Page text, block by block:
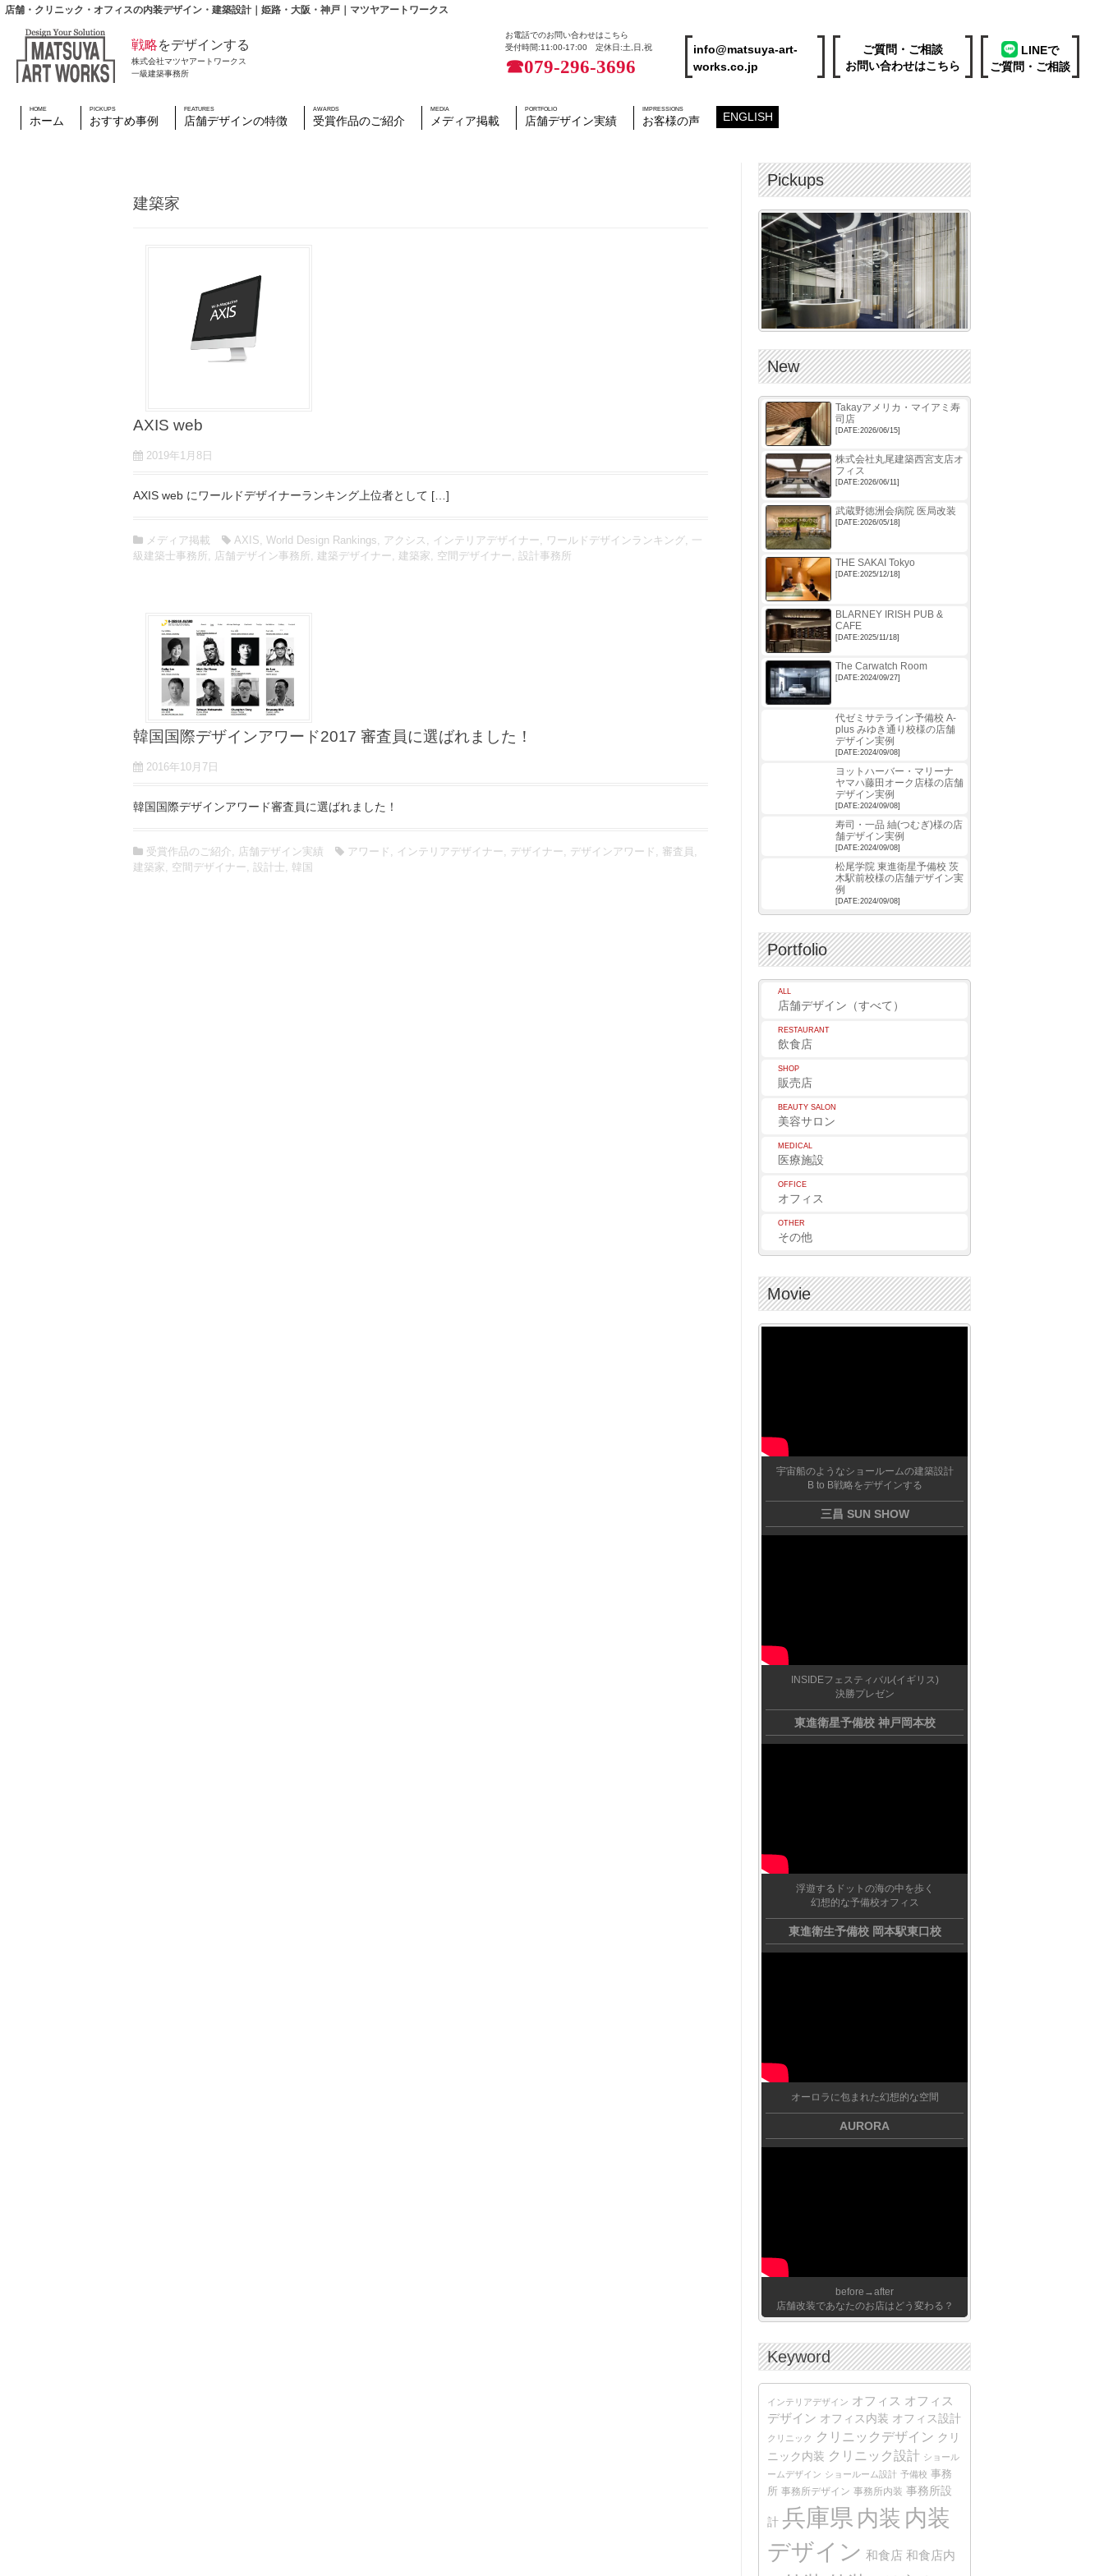
店舗・クリニック・オフィスの内装デザイン・建築設計｜姫路・大阪・神戸｜マツヤアートワークス
戦略をデザインする
株式会社マツヤアートワークス
一級建築事務所
info@matsuya-art-
works.co.jp
ご質問・ご相談
お問い合わせはこちら
LINEで
ご質問・ご相談
お電話でのお問い合わせはこちら
受付時間:11:00-17:00 定休日:土,日,祝
☎079-296-3696
HOME
ホーム
PICKUPS
おすすめ事例
FEATURES
店舗デザインの特徴
AWARDS
受賞作品のご紹介
MEDIA
メディア掲載
PORTFOLIO
店舗デザイン実績
IMPRESSIONS
お客様の声 ENGLISH
建築家
AXIS web
2019年1月8日
AXIS web にワールドデザイナーランキング上位者として […]
メディア掲載 AXIS, World Design Rankings, アクシス , インテリアデザイナー, ワールドデザインランキング, 一
級建築士事務所, 店舗デザイン事務所, 建築デザイナー, 建築家, 空間デザイナー, 設計事務所
韓国国際デザインアワード2017 審査員に選ばれました！
2016年10月7日
韓国国際デザインアワード審査員に選ばれました！
受賞作品のご紹介 店舗デザイン実績 アワード インテリアデザイナー デザイナー デザインアワード 審査員
建築家
空間デザイナー 設計士 韓国
Pickups
New
Takayアメリカ・マイアミ寿
司店
[DATE:2026/06/15]
株式会社丸尾建築西宮支店オ
フィス
[DATE:2026/06/11]
武蔵野徳洲会病院 医局改装
[DATE:2026/05/18]
THE SAKAI Tokyo
[DATE:2025/12/18]
BLARNEY IRISH PUB &
CAFE
[DATE:2025/11/18]
The Carwatch Room
[DATE:2024/09/27]
代ゼミサテライン予備校 A-
plus みゆき通り校様の店舗
デザイン実例
[DATE:2024/09/08]
ヨットハーバー・マリーナ
ヤマハ藤田オーク店様の店舗
デザイン実例
[DATE:2024/09/08]
寿司・一品 紬(つむぎ)様の店
舗デザイン実例
[DATE:2024/09/08]
松尾学院 東進衛星予備校 茨
木駅前校様の店舗デザイン実
例
[DATE:2024/09/08]
Portfolio
ALL
店舗デザイン（すべて）
RESTAURANT
飲食店
SHOP
販売店
BEAUTY SALON
美容サロン
MEDICAL
医療施設
OFFICE
オフィス
OTHER
その他
Movie
宇宙船のようなショールームの建築設計
B to B戦略をデザインする
三昌 SUN SHOW
INSIDEフェスティバル(イギリス)
決勝プレゼン
東進衛星予備校 神戸岡本校
浮遊するドットの海の中を歩く
幻想的な予備校オフィス
東進衛生予備校 岡本駅東口校
オーロラに包まれた幻想的な空間
AURORA
before→after
店舗改装であなたのお店はどう変わる？
Keyword
インテリアデザイン オフィス オフィス
デザイン オフィス内装 オフィス設計
クリニック クリニックデザイン クリ
ニック内装 クリニック設計 ショール
ームデザイン ショールーム設計 予備校 事務
所 事務所デザイン 事務所内装 事務所設
計 兵庫県 内装 内装
デザイン 和食店 和食店内